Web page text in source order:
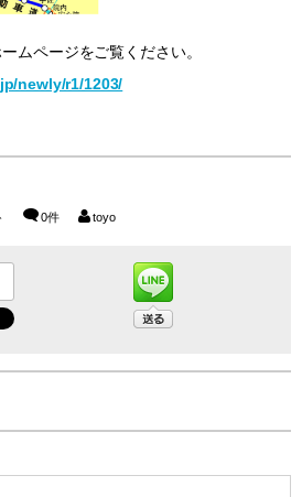
ムページをご覧ください。
newly/r1/1203/
0件 toyo